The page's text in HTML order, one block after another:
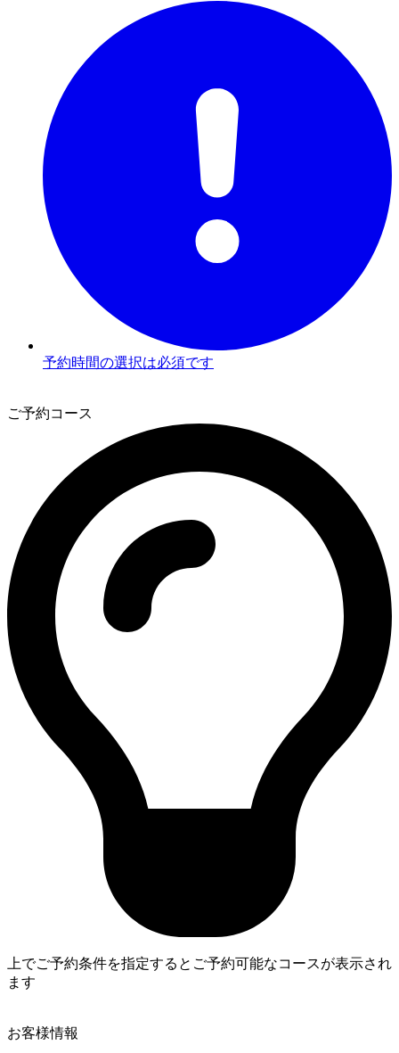
予約時間の選択は必須です
ご予約コース
上でご予約条件を指定するとご予約可能なコースが表示され
ます
お客様情報